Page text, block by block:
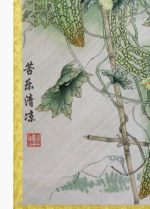
协会简介 协会
联系方式